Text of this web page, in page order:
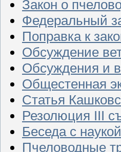
Закон о
Федеральный
Поправка к
Обсуждение
Обсуждения и
Общестенная
Статья
Резолюция III
Беседа с
Пчеловодные